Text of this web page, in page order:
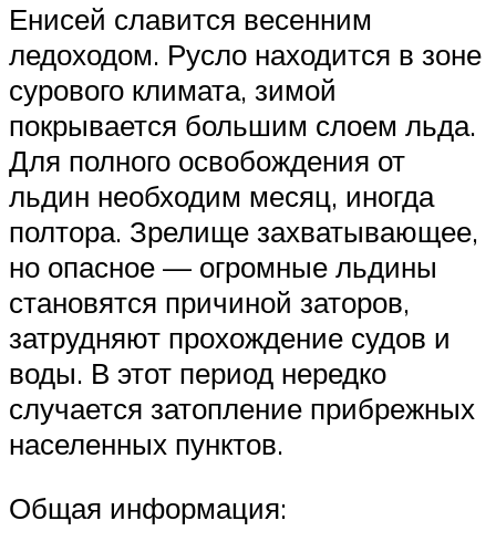
Енисей славится весенним
ледоходом. Русло находится в зоне
сурового климата, зимой
покрывается большим слоем льда.
Для полного освобождения от
льдин необходим месяц, иногда
полтора. Зрелище захватывающее,
но опасное — огромные льдины
становятся причиной заторов,
затрудняют прохождение судов и
воды. В этот период нередко
случается затопление прибрежных
населенных пунктов.
Общая информация: